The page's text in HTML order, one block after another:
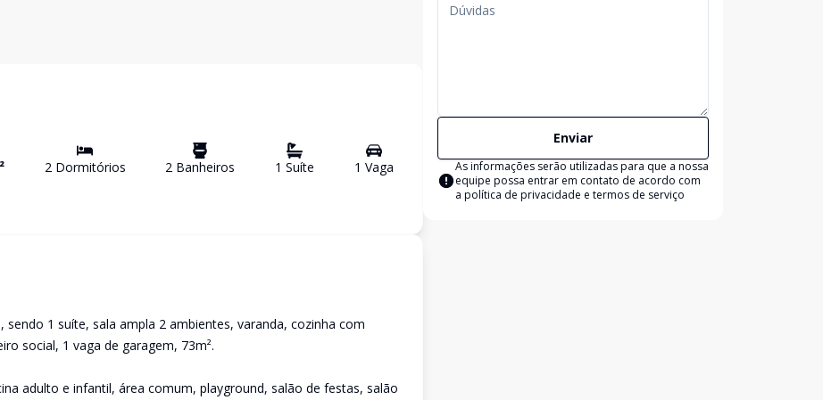
2Dormitórios 2 Banheiros 1 Suíte 1 Vaga
1 suíte, sala ampla 2 ambientes, varanda, cozinha com
social, 1 vaga de garagem, 73m².
adulto e infantil, área comum, playground, salão de festas, salão
Enviar
As informações serão utilizadas para que a nossa
equipe possa entrar em contato de acordo com
a política de privacidade e termos de serviço